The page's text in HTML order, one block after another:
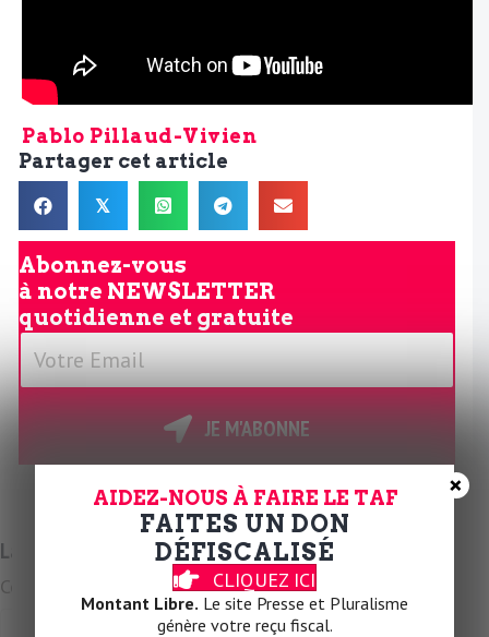
Pablo Pillaud-Vivien
Partager cet article
𝕏
Abonnez-vous
à notre NEWSLETTER
quotidienne et gratuite
V
JE M'ABONNE
Laissez un commentaire
Commentaire
AIDEZ-NOUS À FAIRE LE TAF
FAITES UN DON
DÉFISCALISÉ
CLIQUEZ ICI
Montant Libre. Le site Presse et Pluralisme
génère votre reçu fiscal.
×